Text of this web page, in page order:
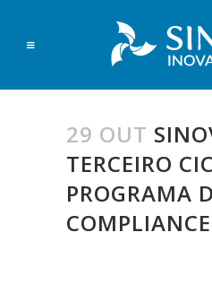
29 OUT
TERCEIRO
PROGRAMA
COMPLIANCE